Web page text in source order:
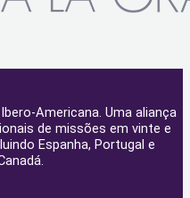
Americana. Uma aliança
de missões em vinte e
Espanha, Portugal e